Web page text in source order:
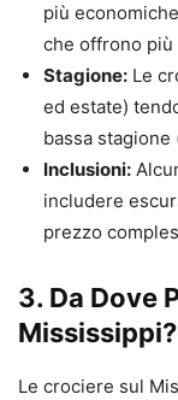
più
che offrono
Stagione: Le
ed estate)
bassa
Inclusioni:
includere
prezzo
3. Da Dove
Mississippi?
Le crociere sul